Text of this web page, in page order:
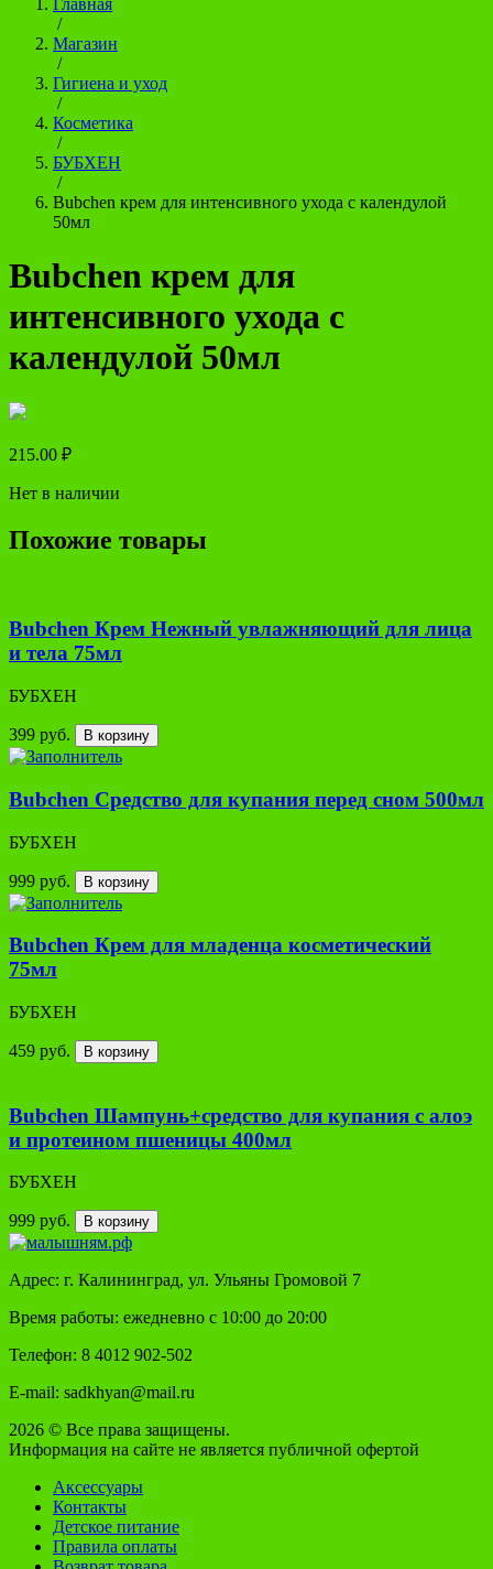
Главная
/
Магазин
/
Гигиена и уход
/
Косметика
/
БУБХЕН
/
Bubchen крем для интенсивного ухода с календулой
50мл
Bubchen крем для
интенсивного ухода с
календулой 50мл
215.00 ₽
Нет в наличии
Похожие товары
Bubchen Крем Нежный увлажняющий для лица
и тела 75мл
БУБХЕН
399 руб. В корзину
Bubchen Средство для купания перед сном 500мл
БУБХЕН
999 руб. В корзину
Bubchen Крем для младенца косметический
75мл
БУБХЕН
459 руб. В корзину
Bubchen Шампунь+средство для купания с алоэ
и протеином пшеницы 400мл
БУБХЕН
999 руб. В корзину
Адрес: г. Калининград, ул. Ульяны Громовой 7
Время работы: ежедневно с 10:00 до 20:00
Телефон: 8 4012 902-502
E-mail: sadkhyan@mail.ru
2026 © Все права защищены.
Информация на сайте не является публичной офертой
Аксессуары
Контакты
Детское питание
Правила оплаты